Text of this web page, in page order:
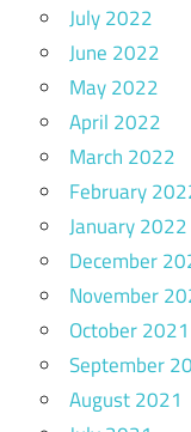
July 2022
June 2022
May 2022
April 2022
March 2022
February
January 2022
December
November
October 2021
September
August 2021